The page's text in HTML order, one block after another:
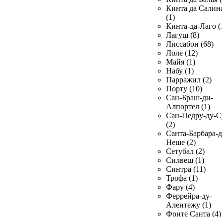
Кинта да
(1)
Кинта-да-Лаго
Лагуш (8)
Лиссабон (68)
Лоле (12)
Майя (1)
Набу (1)
Парражил (2)
Порту (10)
Сан-Браш-ди-
Алпортел (1)
Сан-Педру-ду-
(2)
Санта-Барбара-
Неше (2)
Сетубал (2)
Силвеш (1)
Синтра (11)
Трофа (1)
Фару (4)
Феррейра-ду-
Алентежу (1)
Фонте Санта (4)